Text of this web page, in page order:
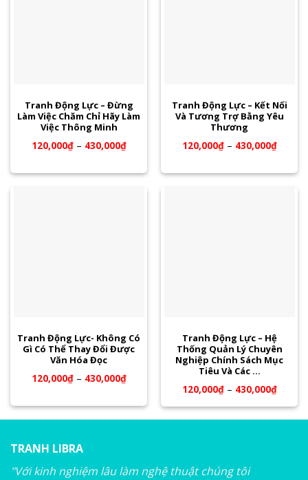
Tranh Động Lực – Đừng
Làm Việc Chăm Chỉ Hãy Làm
Việc Thông Minh
120,000₫– 430,000₫
Tranh Động Lực – Kết Nối
Và Tương Trợ Bằng Yêu
Thương
120,000₫– 430,000₫
Tranh Động Lực- Không Có
Gì Có Thể Thay Đổi Được
Văn Hóa Đọc
120,000₫– 430,000₫
Tranh Động Lực – Hệ
Thống Quản Lý Chuyên
Nghiệp Chính Sách Mục
Tiêu Và Các …
120,000₫– 430,000₫
TRANH LIBRA
"Với kinh nghiệm lâu làm nghệ thuật chúng tôi